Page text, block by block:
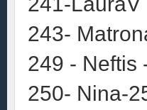
243-
249 - Neftis
250- Nina-